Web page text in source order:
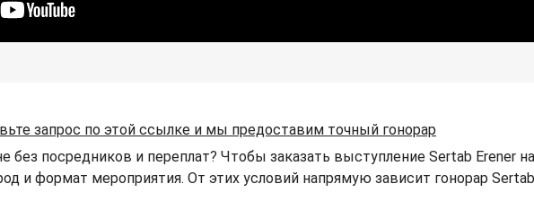
запрос по этой ссылке и мы предоставим точный гонорар
без посредников и переплат? Чтобы заказать выступление Sertab Erener
и формат мероприятия. От этих условий напрямую зависит гонорар Sertab